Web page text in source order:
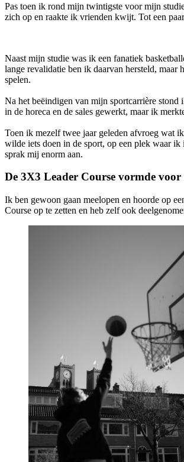
Pas toen ik rond mijn twintigste voor mijn
zich op en raakte ik vrienden kwijt. Tot een
Naast mijn studie was ik een fanatiek
lange revalidatie ben ik daarvan hersteld,
spelen.
Na het beëindigen van mijn sportcarrière
in de horeca en de sales gewerkt, maar ik
Toen ik mezelf twee jaar geleden afvroeg wat
wilde iets doen in de sport, op een plek waar
sprak mij enorm aan.
De 3X3 Leader Course vormde
Ik ben gewoon gaan meelopen en hoorde op
Course op te zetten en heb zelf ook